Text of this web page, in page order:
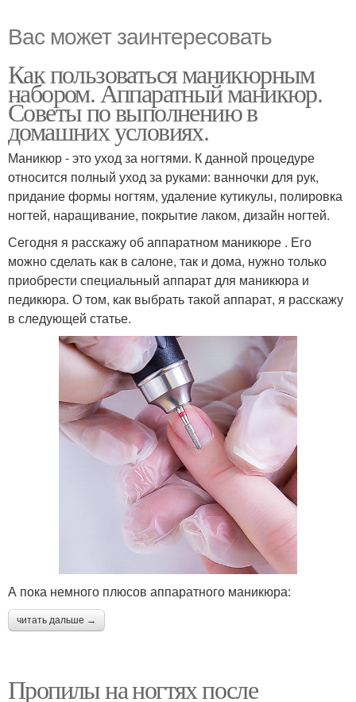
Вас может заинтересовать
Как пользоваться маникюрным
набором. Аппаратный маникюр.
Советы по выполнению в
домашних условиях.
Маникюр - это уход за ногтями. К данной процедуре
относится полный уход за руками: ванночки для рук,
придание формы ногтям, удаление кутикулы, полировка
ногтей, наращивание, покрытие лаком, дизайн ногтей.
Сегодня я расскажу об аппаратном маникюре . Его
можно сделать как в салоне, так и дома, нужно только
приобрести специальный аппарат для маникюра и
педикюра. О том, как выбрать такой аппарат, я расскажу
в следующей статье.
А пока немного плюсов аппаратного маникюра:
читать дальше →
Пропилы на ногтях после